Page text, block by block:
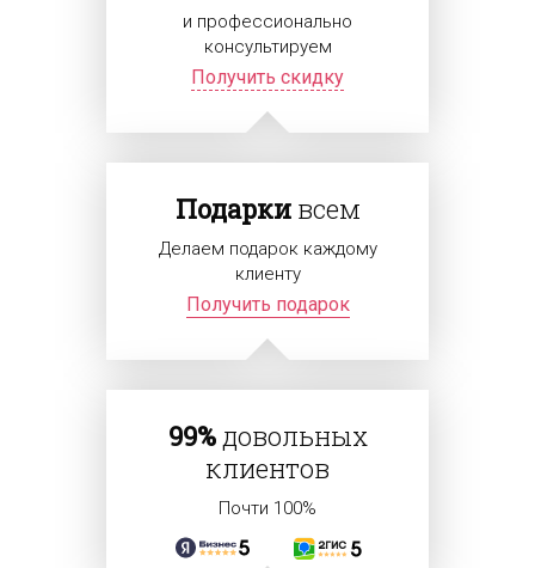
и профессионально
консультируем
Получить скидку
Подаркивсем
Делаем подарок каждому
клиенту
Получить подарок
99%довольных
клиентов
Почти 100%